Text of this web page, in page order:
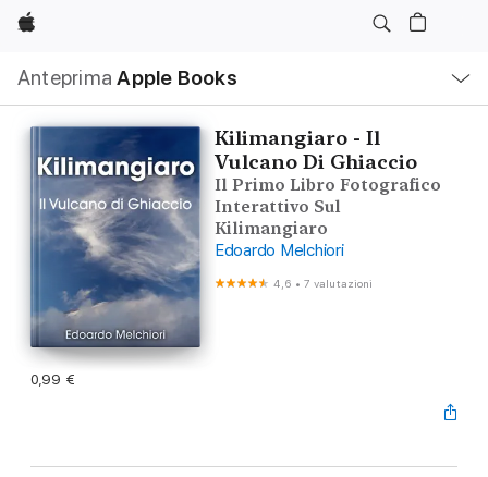
Apple
Anteprima Apple Books
locale
Apri
Menu
Kilimangiaro - Il
Vulcano Di Ghiaccio
Il Primo Libro Fotografico
Interattivo Sul
Kilimangiaro
Edoardo Melchiori
4,6 •7 valutazioni
0,99 €